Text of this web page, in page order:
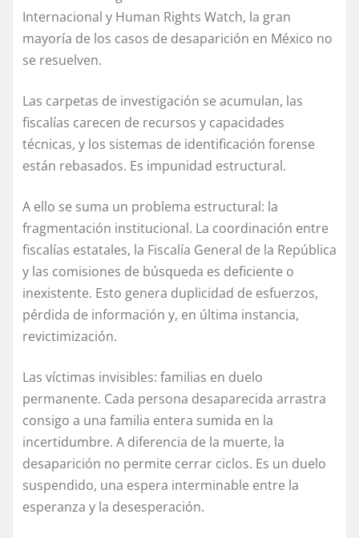
Internacional y Human Rights Watch, la gran
mayoría de los casos de desaparición en México no
se resuelven.
Las carpetas de investigación se acumulan, las
fiscalías carecen de recursos y capacidades
técnicas, y los sistemas de identificación forense
están rebasados. Es impunidad estructural.
A ello se suma un problema estructural: la
fragmentación institucional. La coordinación entre
fiscalías estatales, la Fiscalía General de la República
y las comisiones de búsqueda es deficiente o
inexistente. Esto genera duplicidad de esfuerzos,
pérdida de información y, en última instancia,
revictimización.
Las víctimas invisibles: familias en duelo
permanente. Cada persona desaparecida arrastra
consigo a una familia entera sumida en la
incertidumbre. A diferencia de la muerte, la
desaparición no permite cerrar ciclos. Es un duelo
suspendido, una espera interminable entre la
esperanza y la desesperación.